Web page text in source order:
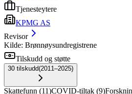
Tjenesteytere
KPMG AS
Revisor
Kilde: Brønnøysundregistrene
Tilskudd og støtte
30 tilskudd(2011–2025)
Skattefunn (11)COVID-tiltak (9)